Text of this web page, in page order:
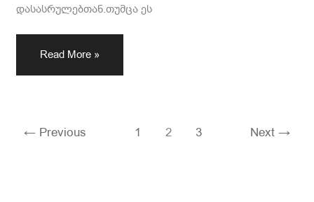
დასასრულებთან.თუმცა ეს
Read More »
←Previous 1 2 3 Next→